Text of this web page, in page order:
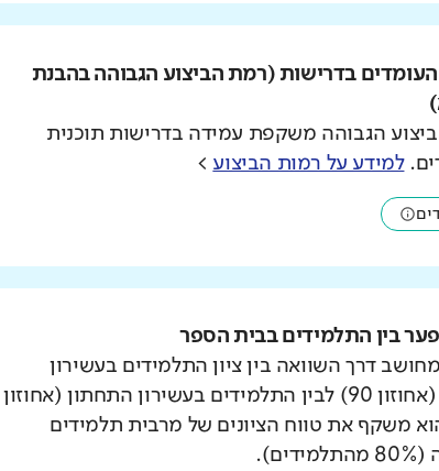
העומדים בדרישות (רמת הביצוע הגבוהה בהבנת
הגבוהה משקפת עמידה בדרישות תוכנית
למידע על רמות הביצוע >
בין התלמידים בבית הספר
דרך השוואה בין ציון התלמידים בעשירון
העליון (אחוזון 90) לבין התלמידים בעשירון התחתון (אחוזון
והוא משקף את טווח הציונים של מרבית תלמידים